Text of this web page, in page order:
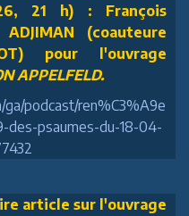
21 h) : François
(coauteure
pour l'ouvrage
APPELFELD.
podcast/ren%C3%A9e
des-psaumes-du-18-04-
article sur l'ouvrage